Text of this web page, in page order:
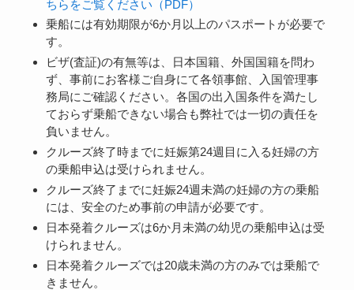
ちらをご覧ください（PDF）
乗船には有効期限が6か月以上のパスポートが必要で
す。
ビザ(査証)の有無等は、日本国籍、外国国籍を問わ
ず、事前にお客様ご自身にて各領事館、入国管理事
務局にご確認ください。各国の出入国条件を満たし
ておらず乗船できない場合も弊社では一切の責任を
負いません。
クルーズ終了時までに妊娠第24週目に入る妊婦の方
の乗船申込は受けられません。
クルーズ終了までに妊娠24週未満の妊婦の方の乗船
には、安全のため事前の申請が必要です。
日本発着クルーズは6か月未満の幼児の乗船申込は受
けられません。
日本発着クルーズでは20歳未満の方のみでは乗船で
きません。